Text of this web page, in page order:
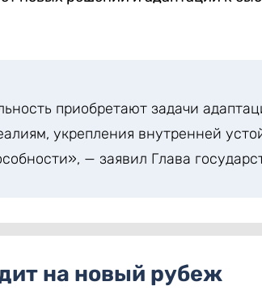
приобретают задачи
укрепления внутренней
— заявил Глава
на новый рубеж